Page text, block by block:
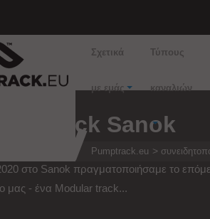
Σχετικά
με εμάς
Τύπους
καναλιών
Pumptrack.eu
Sanok
στο Sanok πραγματοποιήσαμε το
μας - ένα Modular track...